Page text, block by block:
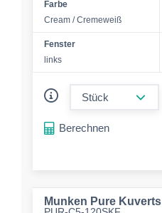
Farbe
Cream / Cremeweiß
Fenster
links
Berechnen
Munken Pure Kuverts